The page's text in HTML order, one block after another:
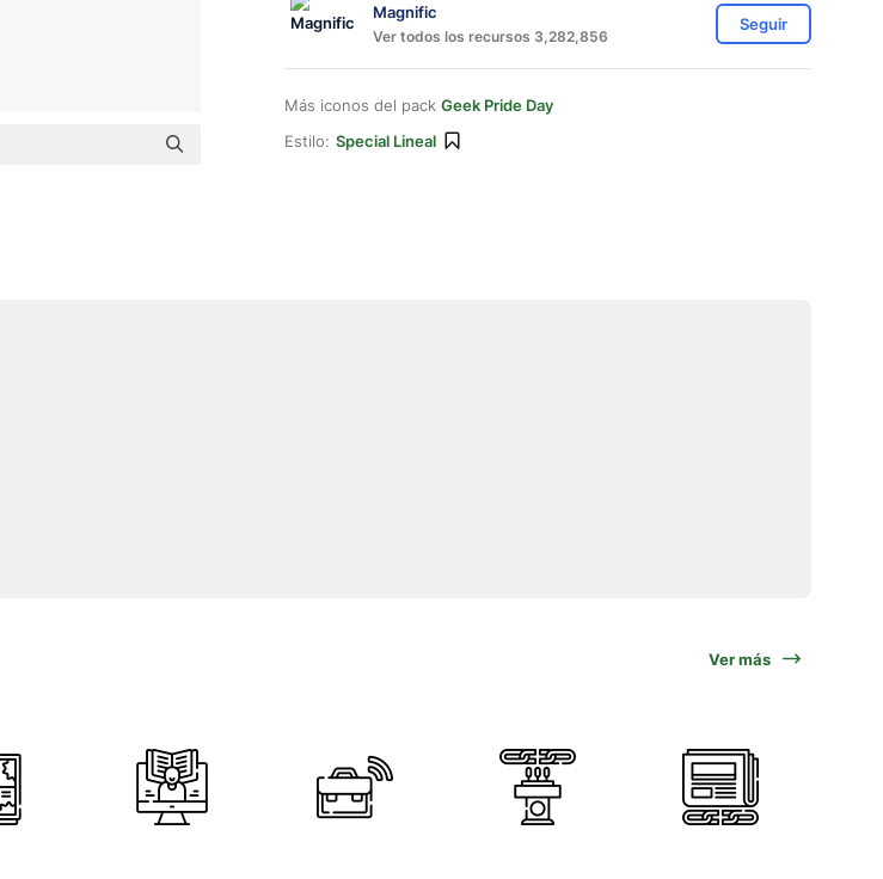
Magnific
Ver todos los recursos 3,282,856
Seguir
Más iconos del pack Geek Pride Day
Estilo: Special Lineal
Ver más